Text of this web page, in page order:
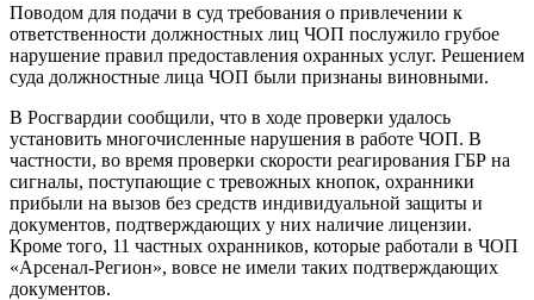
Поводом для подачи в суд требования о привлечении к
ответственности должностных лиц ЧОП послужило грубое
нарушение правил предоставления охранных услуг. Решением
суда должностные лица ЧОП были признаны виновными.
В Росгвардии сообщили, что в ходе проверки удалось
установить многочисленные нарушения в работе ЧОП. В
частности, во время проверки скорости реагирования ГБР на
сигналы, поступающие с тревожных кнопок, охранники
прибыли на вызов без средств индивидуальной защиты и
документов, подтверждающих у них наличие лицензии.
Кроме того, 11 частных охранников, которые работали в ЧОП
«Арсенал-Регион», вовсе не имели таких подтверждающих
документов.